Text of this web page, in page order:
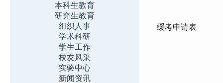
本科生教育
研究生教育
组织人事
学术科研
学生工作
校友风采
实验中心
新闻资讯
缓考申请表